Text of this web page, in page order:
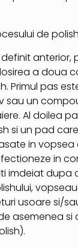
de polish
anterior,
a doua
Primul pas
sau un
Al doilea
si un pad
in
in
imdeiat dupa
usoare si/
asemenea si